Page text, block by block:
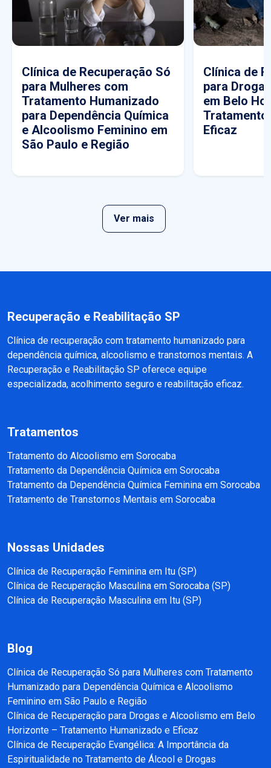
Clínica de Recuperação Só
para Mulheres com
Tratamento Humanizado
para Dependência Química
e Alcoolismo Feminino em
São Paulo e Região
Clínica de
para
em Belo
Tratamento
Eficaz
Ver mais
Recuperação e Reabilitação SP
Clínica de recuperação com tratamento humanizado para
dependência química, alcoolismo e transtornos mentais. A
Recuperação e Reabilitação SP oferece equipe
especializada, acolhimento seguro e reabilitação eficaz.
Tratamentos
Tratamento do Alcoolismo em Sorocaba
Tratamento da Dependência Química em Sorocaba
Tratamento da Dependência Química Feminina em Sorocaba
Tratamento de Transtornos Mentais em Sorocaba
Nossas Unidades
Clínica de Recuperação Feminina em Itu (SP)
Clínica de Recuperação Masculina em Sorocaba (SP)
Clínica de Recuperação Masculina em Itu (SP)
Blog
Clínica de Recuperação Só para Mulheres com Tratamento
Humanizado para Dependência Química e Alcoolismo
Feminino em São Paulo e Região
Clínica de Recuperação para Drogas e Alcoolismo em Belo
Horizonte – Tratamento Humanizado e Eficaz
Clínica de Recuperação Evangélica: A Importância da
Espiritualidade no Tratamento de Álcool e Drogas